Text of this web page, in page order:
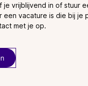
je vrijblijvend in of stuur
een vacature is die bij je
met je op.